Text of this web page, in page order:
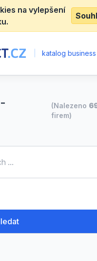
na vylepšení
katalog
(Nalezeno
firem)